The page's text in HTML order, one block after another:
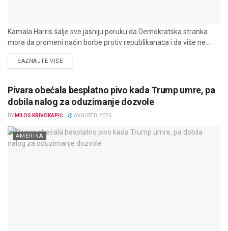
Kamala Harris šalje sve jasniju poruku da Demokratska stranka
mora da promeni način borbe protiv republikanaca i da više ne...
SAZNAJTE VIŠEDETAILS
Pivara obećala besplatno pivo kada Trump umre, pa
dobila nalog za oduzimanje dozvole
BY MILOS KRIVOKAPIĆ AVGUST 8, 2026
AMERIKA